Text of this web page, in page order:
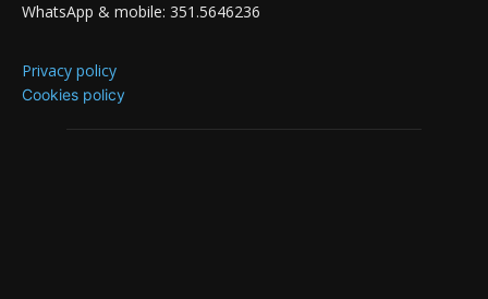
WhatsApp & mobile: 351.5646236
Privacy policy
Cookies policy